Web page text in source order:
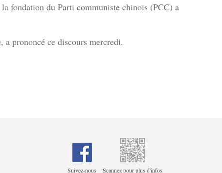
fondation du Parti communiste chinois (PCC) a
prononcé ce discours mercredi.
Suivez-nous Scannez pour plus d'infos